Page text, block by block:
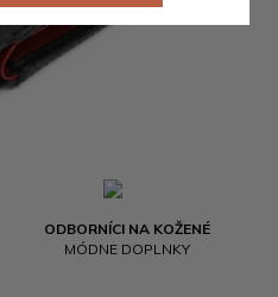
ODBORNÍCI NA KOŽENÉ
MÓDNE DOPLNKY